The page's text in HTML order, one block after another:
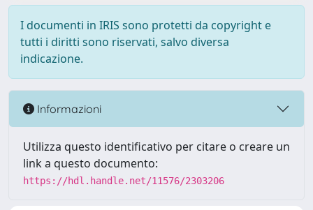
I documenti in IRIS sono protetti da copyright e
tutti i diritti sono riservati, salvo diversa
indicazione.
Informazioni
Utilizza questo identificativo per citare o creare un
link a questo documento:
https://hdl.handle.net/11576/2303206